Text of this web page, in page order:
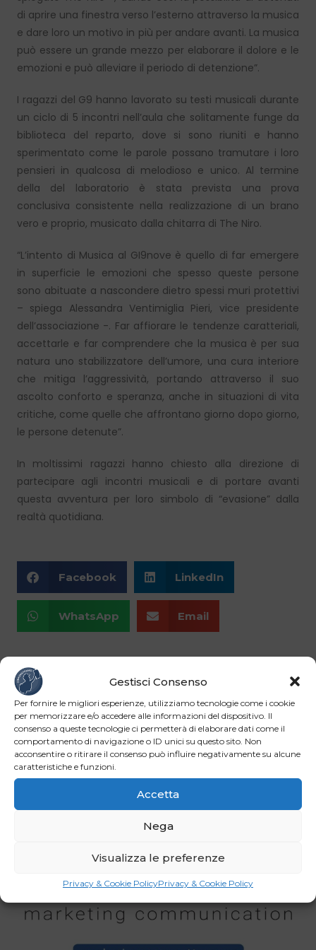
Gestisci Consenso
Per fornire le migliori esperienze, utilizziamo tecnologie come i cookie
per memorizzare e/o accedere alle informazioni del dispositivo. Il
consenso a queste tecnologie ci permetterà di elaborare dati come il
comportamento di navigazione o ID unici su questo sito. Non
acconsentire o ritirare il consenso può influire negativamente su alcune
caratteristiche e funzioni.
Accetta
Nega
Visualizza le preferenze
Privacy & Cookie PolicyPrivacy & Cookie Policy
di aprire una finestra verso l’esterno attraverso la musica
e dare loro un motivo in più per andare avanti. La musica
può essere un grande mezzo per elaborare il dolore e le
emozioni e può alleviare il periodo di detenzione”.
I ragazzi del G9 hanno lavorato su testi musicali durante
un ciclo di 5 incontri nell’aula che solitamente funge da
biblioteca del reparto, dove si sono riuniti e hanno
sperimentato come le parole possano tramutare i loro
pensieri in qualcosa di melodioso e unico. Al termine
della del laboratorio è stata prevista una prova
conclusiva consistente nella realizzazione di un brano
vero e proprio, musicato dalla chitarra di The Niro.
“L’intento di Musica al GI9nove è quello di far emergere
in superficie le emozioni che spesso queste persone
sono abituate a nascondere dietro spessi muri protettivi
– spiega Alessandra Ventimiglia Pieri, vice presidente
dell’associazione -. Far affiorare le tendenze caratteriali,
accettarle e far comprendere che la musica è per sua
natura uno stabilizzatore dell’umore, una cura interiore
che mitiga l’aggressività, portando attraverso il suo
ascolto conforto e speranza, anche in situazioni di vita
critiche, come quelle che affrontano giorno dopo giorno,
le persone detenute”.
In moltissimi ragazzi hanno chiesto alla direzione di
partecipare agli incontri musicali e di portare avanti
questa avventura per loro simbolo di “evasione” dalla
realtà quotidiana.
Facebook LinkedIn
WhatsApp Email